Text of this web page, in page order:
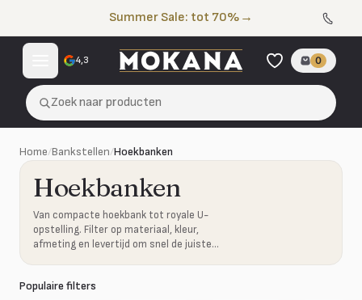
Summer Sale: tot 70% →
4,3 0
Zoek naar producten
Home/Bankstellen/Hoekbanken
Hoekbanken
Van compacte hoekbank tot royale U-
opstelling. Filter op materiaal, kleur,
afmeting en levertijd om snel de juiste
Populaire filters